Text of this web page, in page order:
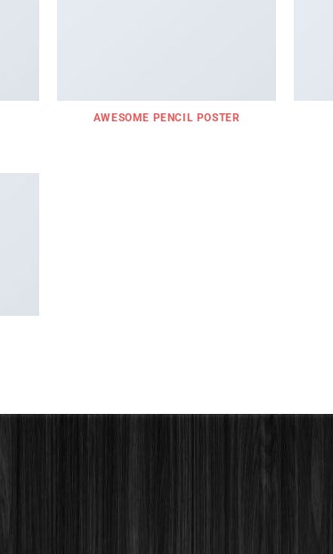
AWESOME PENCIL POSTER